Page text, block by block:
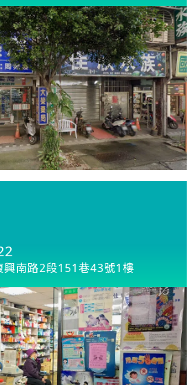
興南路2段151巷43號1樓